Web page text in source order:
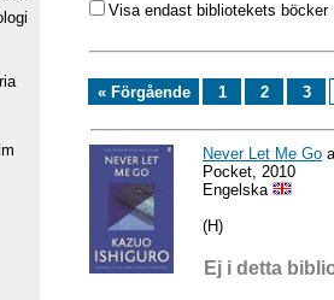
Visa endast bibliotekets böcker
« Förgående 1 2 3
Never Let Me Go
Pocket, 2010
Engelska
(H)
Ej i detta